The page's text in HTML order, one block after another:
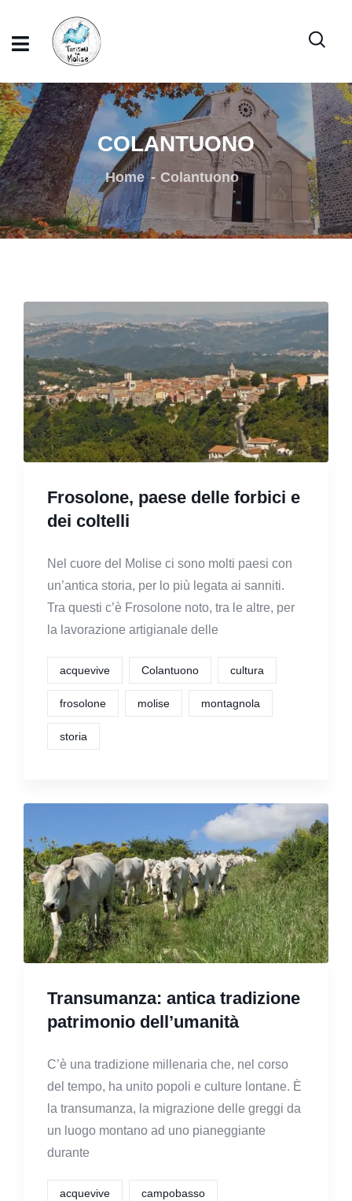
COLANTUONO
Home Colantuono
Frosolone, paese delle forbici e
dei coltelli
Nel cuore del Molise ci sono molti paesi con
un’antica storia, per lo più legata ai sanniti.
Tra questi c’è Frosolone noto, tra le altre, per
la lavorazione artigianale delle
acquevive Colantuono cultura
frosolone molise montagnola
storia
Transumanza: antica tradizione
patrimonio dell’umanità
C’è una tradizione millenaria che, nel corso
del tempo, ha unito popoli e culture lontane. È
la transumanza, la migrazione delle greggi da
un luogo montano ad uno pianeggiante
durante
acquevive campobasso